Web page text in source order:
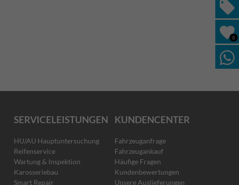
SERVICELEISTUNGEN
HU/AU Hauptuntersuchung
Reifenservice
Wartung & Inspektion
Karosseriebau
Smart Repair
KUNDENCENTER
Fahrzeuganfrage
Fahrzeugankauf
Häufige Fragen
Kundenbewertungen
Unsere Auslieferungen
0